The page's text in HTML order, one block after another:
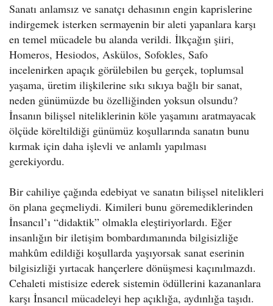
Sanatı anlamsız ve sanatçı dehasının engin kaprislerine
indirgemek isterken sermayenin bir aleti yapanlara karşı
en temel mücadele bu alanda verildi. İlkçağın şiiri,
Homeros, Hesiodos, Askülos, Sofokles, Safo
incelenirken apaçık görülebilen bu gerçek, toplumsal
yaşama, üretim ilişkilerine sıkı sıkıya bağlı bir sanat,
neden günümüzde bu özelliğinden yoksun olsundu?
İnsanın bilişsel niteliklerinin köle yaşamını aratmayacak
ölçüde köreltildiği günümüz koşullarında sanatın bunu
kırmak için daha işlevli ve anlamlı yapılması
gerekiyordu.
Bir cahiliye çağında edebiyat ve sanatın bilişsel nitelikleri
ön plana geçmeliydi. Kimileri bunu göremediklerinden
İnsancıl’ı “didaktik” olmakla eleştiriyorlardı. Eğer
insanlığın bir iletişim bombardımanında bilgisizliğe
mahkûm edildiği koşullarda yaşıyorsak sanat eserinin
bilgisizliği yırtacak hançerlere dönüşmesi kaçınılmazdı.
Cehaleti mistisize ederek sistemin ödüllerini kazananlara
karşı İnsancıl mücadeleyi hep açıklığa, aydınlığa taşıdı.